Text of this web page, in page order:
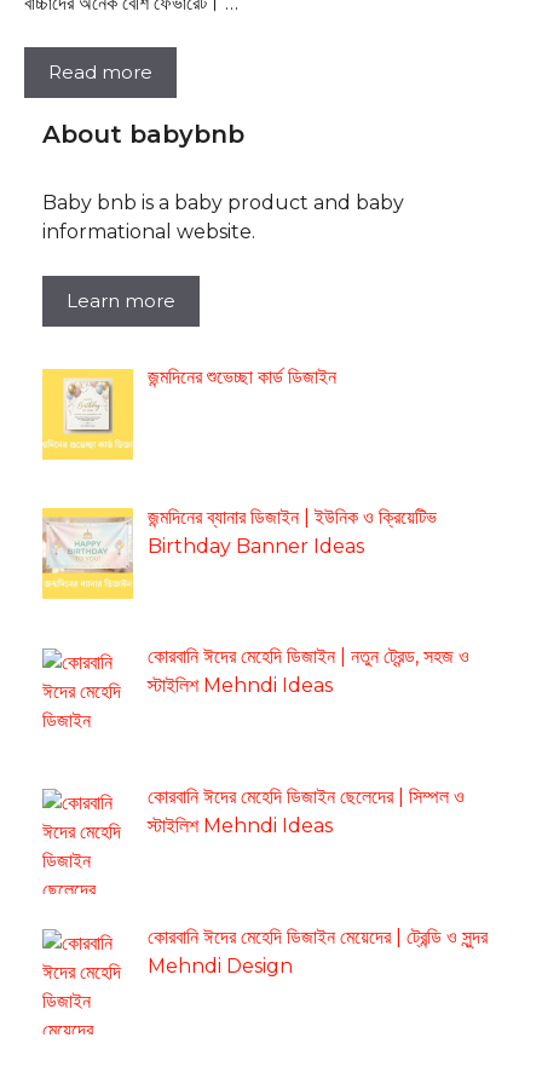
Read more
About babybnb
Baby bnb is a baby product and baby
informational website.
Learn more
জন্মদিনের শুভেচ্ছা কার্ড ডিজাইন
জন্মদিনের ব্যানার ডিজাইন | ইউনিক ও ক্রিয়েটিভ
Birthday Banner Ideas
কোরবানি ঈদের মেহেদি ডিজাইন | নতুন ট্রেন্ড, সহজ ও
স্টাইলিশ Mehndi Ideas
কোরবানি ঈদের মেহেদি ডিজাইন ছেলেদের | সিম্পল ও
স্টাইলিশ Mehndi Ideas
কোরবানি ঈদের মেহেদি ডিজাইন মেয়েদের | ট্রেন্ডি ও সুন্দর
Mehndi Design